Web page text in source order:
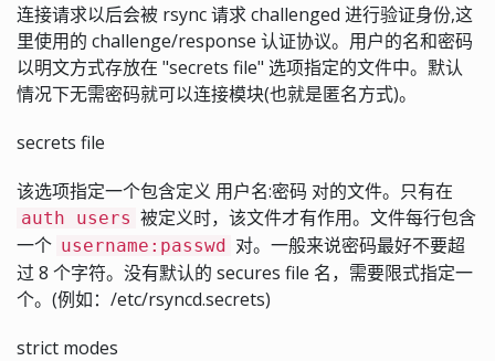
连接请求以后会被 rsync 请求 challenged 进行验证身份,这
里使用的 challenge/response 认证协议。用户的名和密码
以明文方式存放在 "secrets file" 选项指定的文件中。默认
情况下无需密码就可以连接模块(也就是匿名方式)。
secrets file
该选项指定一个包含定义 用户名:密码 对的文件。只有在
auth users 被定义时，该文件才有作用。文件每行包含
一个 username:passwd 对。一般来说密码最好不要超
过 8 个字符。没有默认的 secures file 名，需要限式指定一
个。(例如：/etc/rsyncd.secrets)
strict modes